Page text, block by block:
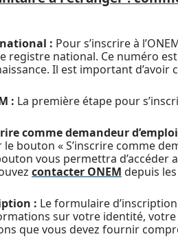
: Pour s’inscrire à
registre national. Ce numéro
Il est important d’avoir
: La première étape pour
comme demandeur
le bouton « S’inscrire comme
vous permettra
contacter ONEM depuis
: Le formulaire
sur votre identité,
que vous devez fournir